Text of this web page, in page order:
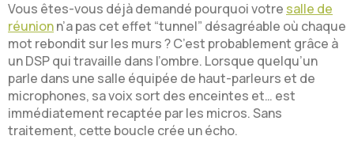
Vous êtes-vous déjà demandé pourquoi votre salle de
réunionn’a pas cet effet “tunnel” désagréable où chaque
mot rebondit sur les murs ? C’est probablement grâce à
un DSP qui travaille dans l’ombre. Lorsque quelqu’un
parle dans une salle équipée de haut-parleurs et de
microphones, sa voix sort des enceintes et… est
immédiatement recaptée par les micros. Sans
traitement, cette boucle crée un écho.